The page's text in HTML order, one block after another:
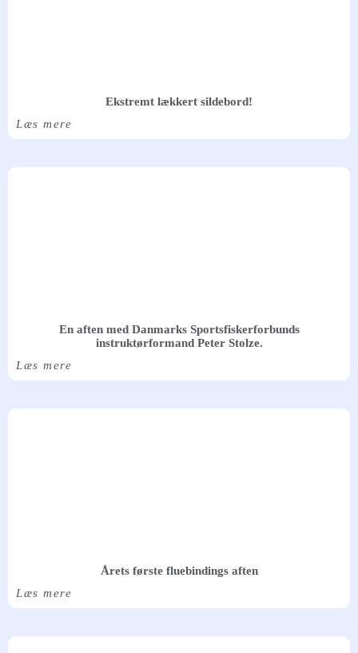
Ekstremt lækkert sildebord!
Læs mere
En aften med Danmarks Sportsfiskerforbunds
instruktørformand Peter Stolze.
Læs mere
Årets første fluebindings aften
Læs mere